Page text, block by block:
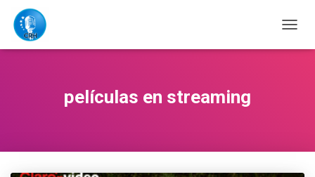
MODO
películas en streaming